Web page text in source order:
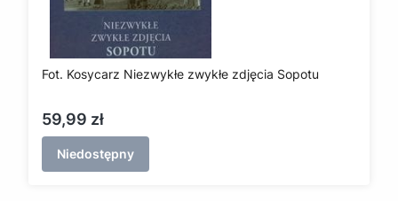
Fot. Kosycarz Niezwykłe zwykłe zdjęcia Sopotu
Cena
59,99 zł
Niedostępny